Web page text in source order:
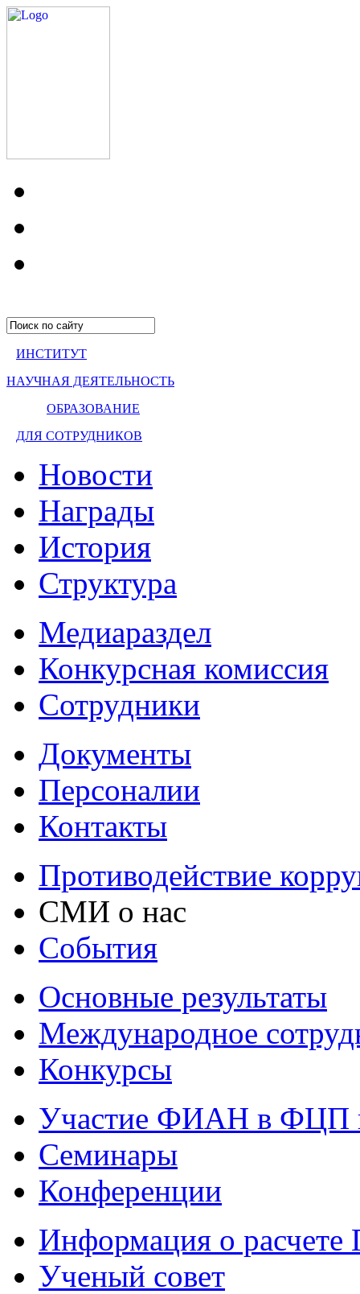
ИНСТИТУТ
НАУЧНАЯ ДЕЯТЕЛЬНОСТЬ
ОБРАЗОВАНИЕ
ДЛЯ СОТРУДНИКОВ
Новости
Награды
История
Структура
Медиараздел
Конкурсная комиссия
Сотрудники
Документы
Персоналии
Контакты
Противодействие
СМИ о нас
События
Основные результаты
Международное
Конкурсы
Участие ФИАН в ФЦП
Семинары
Конференции
Информация о
Ученый совет